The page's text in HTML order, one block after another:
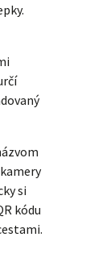
si
kódu